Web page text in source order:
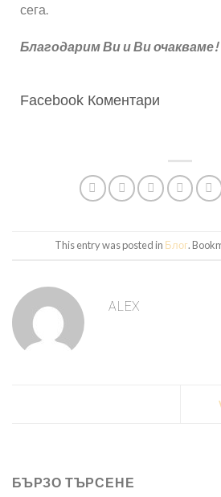
сега.
Благодарим Ви и Ви очакваме!
Facebook Коментари
This entry was posted in Блог.
ALEX
БЪРЗО ТЪРСЕНЕ